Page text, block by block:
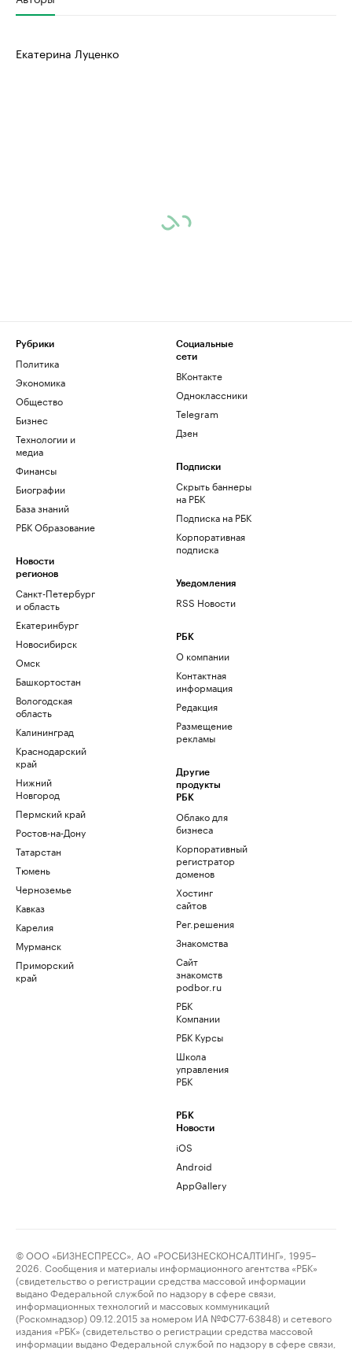
Екатерина Луценко
Рубрики
Политика
Экономика
Общество
Бизнес
Технологии и
медиа
Финансы
Биографии
База знаний
РБК Образование
Новости
регионов
Санкт-Петербург
и область
Екатеринбург
Новосибирск
Омск
Башкортостан
Вологодская
область
Калининград
Краснодарский
край
Нижний
Новгород
Пермский край
Ростов-на-Дону
Татарстан
Тюмень
Черноземье
Кавказ
Карелия
Мурманск
Приморский
край
Социальные
сети
ВКонтакте
Одноклассники
Telegram
Дзен
Подписки
Скрыть баннеры
на РБК
Подписка на РБК
Корпоративная
подписка
Уведомления
RSS Новости
РБК
О компании
Контактная
информация
Редакция
Размещение
рекламы
Другие
продукты
РБК
Облако для
бизнеса
Корпоративный
регистратор
доменов
Хостинг
сайтов
Рег.решения
Знакомства
Сайт
знакомств
podbor.ru
РБК
Компании
РБК Курсы
Школа
управления
РБК
РБК
Новости
iOS
Android
AppGallery
© ООО «БИЗНЕСПРЕСС», АО «РОСБИЗНЕСКОНСАЛТИНГ», 1995–
2026. Сообщения и материалы информационного агентства «РБК»
(свидетельство о регистрации средства массовой информации
выдано Федеральной службой по надзору в сфере связи,
информационных технологий и массовых коммуникаций
(Роскомнадзор) 09.12.2015 за номером ИА №ФС77-63848) и сетевого
издания «РБК» (свидетельство о регистрации средства массовой
информации выдано Федеральной службой по надзору в сфере связи,